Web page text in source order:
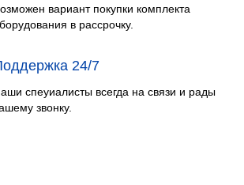
вариант покупки комплекта
в рассрочку.
24/7
спеуиалисты всегда на связи и рады
звонку.